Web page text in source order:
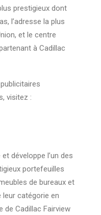
prestigieux dont
l’adresse la plus
et le centre
à Cadillac
visitez :
développe l’un des
portefeuilles
de bureaux et
leur catégorie en
de Cadillac Fairview